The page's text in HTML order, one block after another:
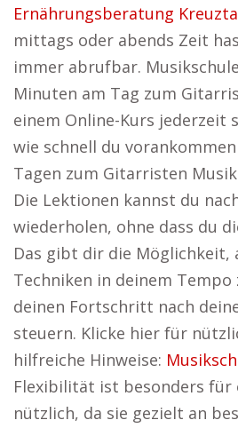
Ernährungsberatung
mittags oder abends Zeit
immer abrufbar.
Minuten am Tag zum
einem Online-Kurs jederzeit
wie schnell du
Tagen zum Gitarristen
Die Lektionen kannst du
wiederholen, ohne dass du
Das gibt dir die Möglichkeit,
Techniken in deinem Tempo
deinen Fortschritt nach
steuern. Klicke hier für
hilfreiche Hinweise:
Flexibilität ist besonders für
nützlich, da sie gezielt an